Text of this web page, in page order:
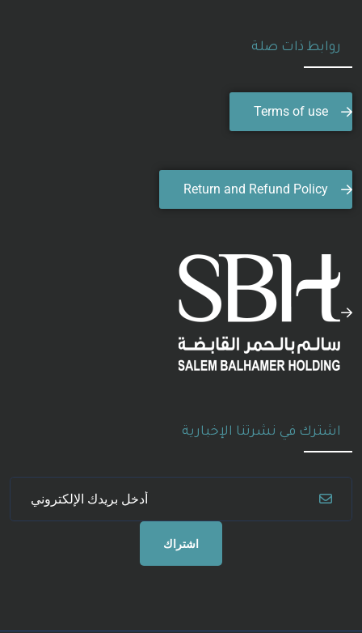
روابط ذات صلة
Terms of use
Return and Refund Policy
اشترك في نشرتنا الإخبارية
اشتراك